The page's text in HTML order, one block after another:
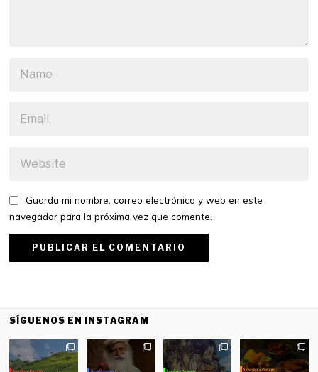
Guarda mi nombre, correo electrónico y web en este
navegador para la próxima vez que comente.
SÍGUENOS EN INSTAGRAM